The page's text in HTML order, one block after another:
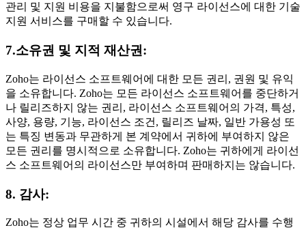
관리 및 지원 비용을 지불함으로써 영구 라이선스에 대한 기술
지원 서비스를 구매할 수 있습니다.
7.소유권 및 지적 재산권:
Zoho는 라이선스 소프트웨어에 대한 모든 권리, 권원 및 유익
을 소유합니다. Zoho는 모든 라이선스 소프트웨어를 중단하거
나 릴리즈하지 않는 권리, 라이선스 소프트웨어의 가격, 특성,
사양, 용량, 기능, 라이선스 조건, 릴리즈 날짜, 일반 가용성 또
는 특징 변동과 무관하게 본 계약에서 귀하에 부여하지 않은
모든 권리를 명시적으로 소유합니다. Zoho는 귀하에게 라이선
스 소프트웨어의 라이선스만 부여하며 판매하지는 않습니다.
8. 감사:
Zoho는 정상 업무 시간 중 귀하의 시설에서 해당 감사를 수행